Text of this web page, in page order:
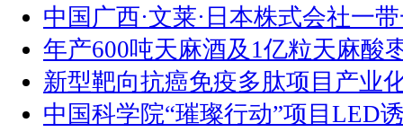
中国广西·文莱·日本株式会社一
年产600吨天麻酒及1亿粒天麻酸
新型靶向抗癌免疫多肽项目产业
中国科学院“璀璨行动”项目LED